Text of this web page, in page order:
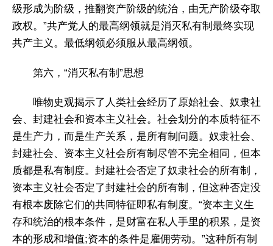
级形成为阶级，推翻资产阶级的统治，由无产阶级夺取
政权。”共产党人的最高纲领就是消灭私有制最终实现
共产主义。最低纲领必须服从最高纲领。
第六，“消灭私有制”思想
唯物史观揭示了人类社会经历了原始社会、奴隶社
会、封建社会和资本主义社会。社会划分的本质特征不
是生产力，而是生产关系，是所有制问题。奴隶社会、
封建社会、资本主义社会所有制尽管不完全相同，但本
质都是私有制度。封建社会否定了奴隶社会的所有制，
资本主义社会否定了封建社会的所有制，但这种否定没
有根本废除它们的共同特征即私有制度。“资本主义生
存和统治的根本条件，是财富在私人手里的积累，是资
本的形成和增值;资本的条件是雇佣劳动。”这种所有制